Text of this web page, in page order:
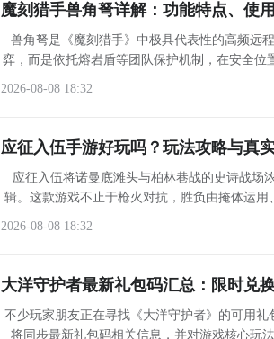
魔刻猎手兽角弩详解：功能特点、使
兽角弩是《魔刻猎手》中极具代表性的高频远
弈，而是依托熔岩盾等团队保护机制，在安全位
2026-08-08 18:32
应征入伍手游好玩吗？玩法攻略与真
应征入伍将诺曼底滩头与柏林巷战的史诗战场
辑。这款游戏不止于枪火对抗，胜负由掩体运
2026-08-08 18:32
大洋守护者最新礼包码汇总：限时兑
不少玩家朋友正在寻找《大洋守护者》的可用
将同步最新礼包码相关信息，并对游戏核心玩